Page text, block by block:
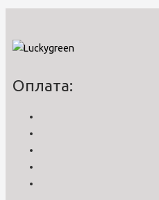
Оплата: